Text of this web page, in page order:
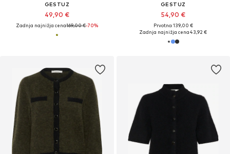
GESTUZ
49,90 €
Zadnja najnižja cena169,00 €-70%
GESTUZ
54,90 €
Prvotno: 139,00 €
Zadnja najnižja cena43,92 €